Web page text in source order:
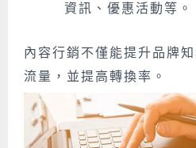
資訊、優惠活動等。
內容行銷不僅能提升品牌
流量，並提高轉換率。